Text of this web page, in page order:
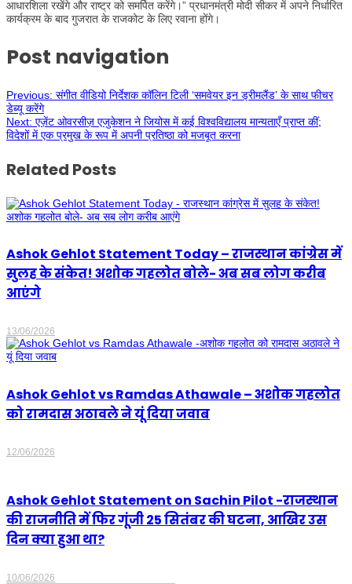
आधारशिला रखेंगे और राष्ट्र को समर्पित करेंगे।” प्रधानमंत्री मोदी सीकर में अपने निर्धारित
कार्यक्रम के बाद गुजरात के राजकोट के लिए रवाना होंगे।
Post navigation
Previous: संगीत वीडियो निर्देशक कॉलिन टिली ‘समवेयर इन ड्रीमलैंड’ के साथ फीचर
डेब्यू करेंगे
Next: एज़ेंट ओवरसीज़ एजुकेशन ने जियोस में कई विश्वविद्यालय मान्यताएँ प्राप्त कीं;
विदेशों में एक प्रमुख के रूप में अपनी प्रतिष्ठा को मजबूत करना
Related Posts
Ashok Gehlot Statement Today – राजस्थान कांग्रेस में
सुलह के संकेत! अशोक गहलोत बोले- अब सब लोग करीब
आएंगे
13/06/2026
Ashok Gehlot vs Ramdas Athawale – अशोक गहलोत
को रामदास अठावले ने यूं दिया जवाब
12/06/2026
Ashok Gehlot Statement on Sachin Pilot -राजस्थान
की राजनीति में फिर गूंजी 25 सितंबर की घटना, आखिर उस
दिन क्या हुआ था?
10/06/2026